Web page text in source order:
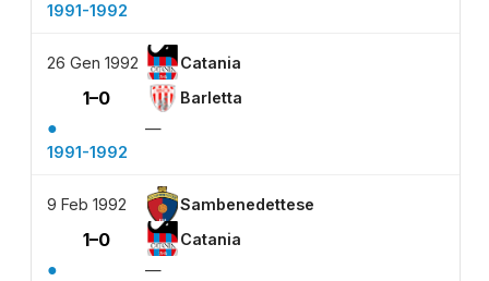
1991-1992
26 Gen 1992 Catania
1–0 Barletta
●
—
1991-1992
9 Feb 1992 Sambenedettese
1–0 Catania
●
—